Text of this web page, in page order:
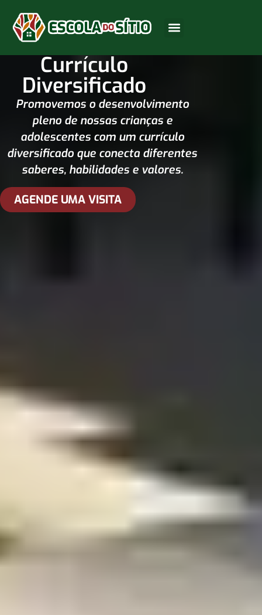
Currículo
Diversificado
Promovemos o desenvolvimento
pleno de nossas crianças e
adolescentes com um currículo
diversificado que conecta diferentes
saberes, habilidades e valores.
AGENDE UMA VISITA